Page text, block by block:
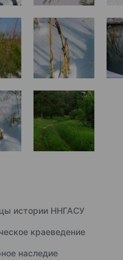
истории ННГАСУ
краеведение
наследие